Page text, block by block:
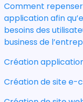
Comment repenser
application afin
besoins des
business de
Création
Création de site e-